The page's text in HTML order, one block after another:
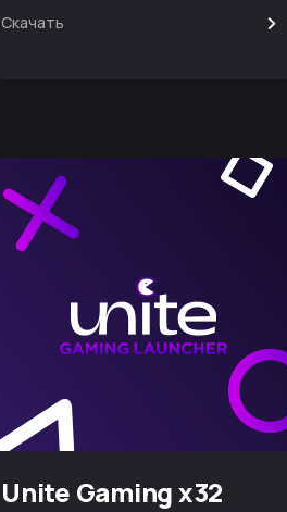
Скачать >
Unite Gaming x32